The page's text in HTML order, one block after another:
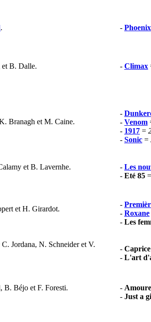
. - Phoenix
B. Dalle. - Climax
Branagh et M. Caine.
-
- Venom
- 1917 =
- Sonic =
et B. Lavernhe.
- Les
- Eté 85
et H. Girardot.
-
- Roxane
- Les
C. Jordana, N. Schneider et V.
- Caprice
- L'art
B. Béjo et F. Foresti.
-
- Just a